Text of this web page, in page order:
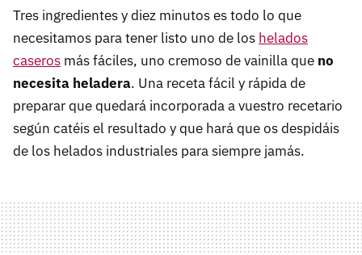
Tres ingredientes y diez minutos es todo lo que
necesitamos para tener listo uno de los helados
caseros más fáciles, uno cremoso de vainilla que no
necesita heladera. Una receta fácil y rápida de
preparar que quedará incorporada a vuestro recetario
según catéis el resultado y que hará que os despidáis
de los helados industriales para siempre jamás.